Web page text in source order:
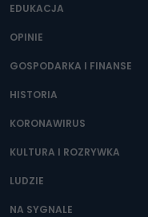
EDUKACJA
OPINIE
GOSPODARKA I FINANSE
HISTORIA
KORONAWIRUS
KULTURA I ROZRYWKA
LUDZIE
NA SYGNALE